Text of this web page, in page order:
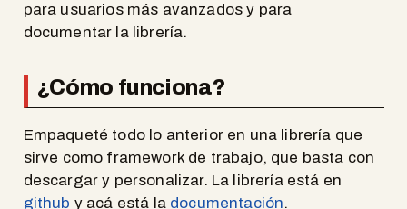
para usuarios más avanzados y para
documentar la librería.
¿Cómo funciona?
Empaqueté todo lo anterior en una librería que
sirve como framework de trabajo, que basta con
descargar y personalizar. La librería está en
github y acá está la documentación.